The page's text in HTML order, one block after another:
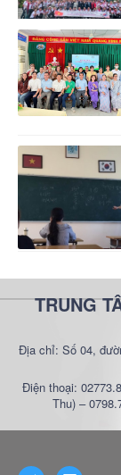
TRUNG
Địa chỉ: Số 04,
Điện thoại:
Thu) –